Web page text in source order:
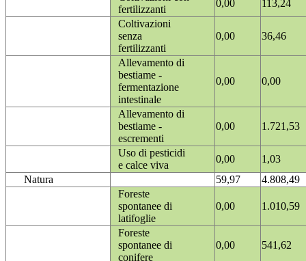
fertilizzanti
0,00
113,24
Coltivazioni
senza
fertilizzanti
0,00 36,46
Allevamento di
bestiame -
fermentazione
intestinale
0,00 0,00
Allevamento di
bestiame -
escrementi
0,00 1.721,53
Uso di pesticidi
e calce viva
0,00
1,03
Natura
59,97
4.808,49
Foreste
spontanee di
latifoglie
0,00 1.010,59
Foreste
spontanee di
conifere
0,00 541,62